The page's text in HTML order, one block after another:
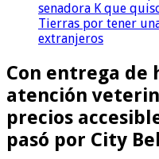
senadora K que
Tierras por tener
extranjeros
Con entrega de
atención
precios
pasó por City Bell